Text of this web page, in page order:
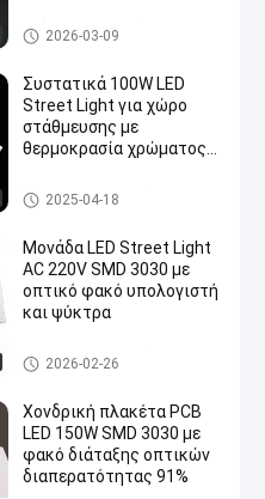
139
απόψεις
Μιλήστε
τώρα.
Συμμετοχή
Ενότητα φωτεινών σηματοδ
οτών οδηγήσεων
2026-03-09
Συστατικά 100W LED
Street Light για χώρο
στάθμευσης με
θερμοκρασία χρώματος
Τμήματα φωτεινών σηματο
δοτών οδηγήσεων
2025-04-18
Μονάδα LED Street Light
AC 220V SMD 3030 με
οπτικό φακό υπολογιστή
και ψύκτρα
Τμήματα φωτεινών σηματο
δοτών οδηγήσεων
2026-02-26
Χονδρική πλακέτα PCB
LED 150W SMD 3030 με
φακό διάταξης οπτικών
διαπερατότητας 91%